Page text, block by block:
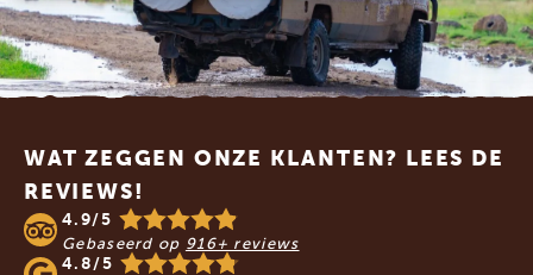
Footer
WAT ZEGGEN ONZE KLANTEN? LEES DE
REVIEWS!
4.9/5
Gebaseerd op 916+ reviews
4.8/5